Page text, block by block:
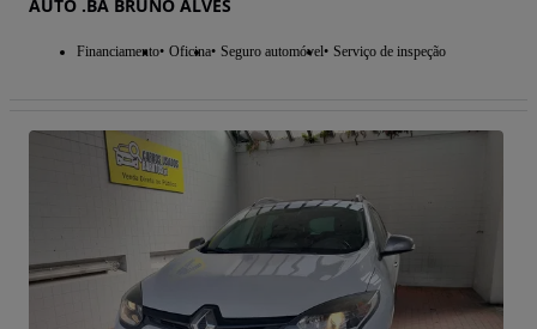
AUTO .BA BRUNO ALVES
Financiamento Oficina Seguro automóvel Serviço de inspeção